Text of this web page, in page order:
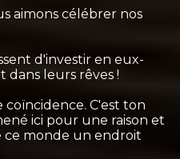
aimons célébrer nos
d'investir en eux-
dans leurs rêves !
coïncidence. C'est ton
ici pour une raison et
ce monde un endroit